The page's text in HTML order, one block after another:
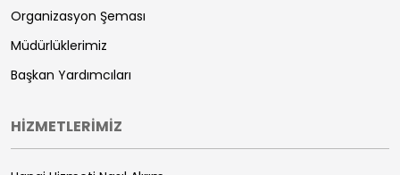
Organizasyon Şeması
Müdürlüklerimiz
Başkan Yardımcıları
HİZMETLERİMİZ